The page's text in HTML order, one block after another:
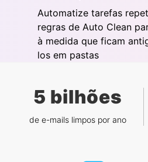
Automatize tarefas
regras de Auto Clean
à medida que ficam
los em pastas
5 bilhões
de e-mails limpos por ano